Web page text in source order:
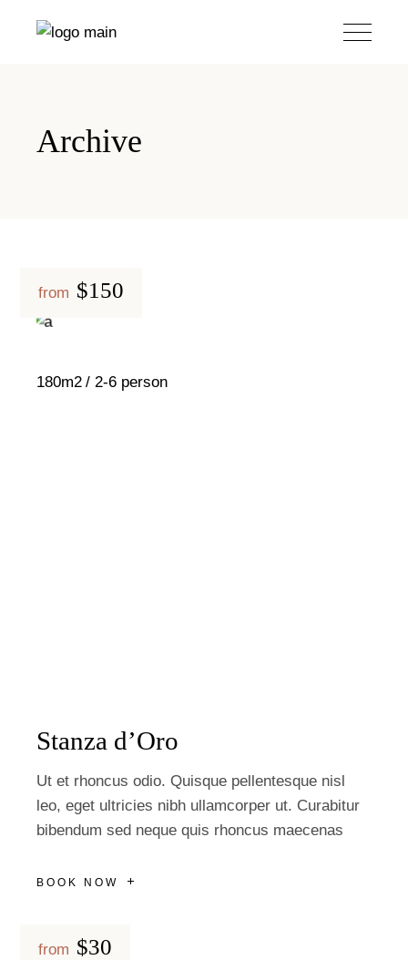
Archive
from $150
Stanza d’Oro
Ut et rhoncus odio. Quisque pellentesque nisl
leo, eget ultricies nibh ullamcorper ut. Curabitur
bibendum sed neque quis rhoncus maecenas
BOOK NOW
180m2 2-6 person
from $30